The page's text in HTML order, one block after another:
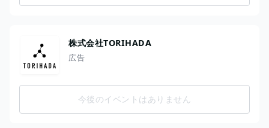
株式会社TORIHADA
広告
今後のイベントはありません